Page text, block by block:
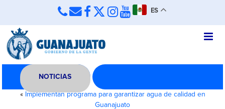
ES
NOTICIAS
« Implementan programa para garantizar agua de calidad en
Guanajuato